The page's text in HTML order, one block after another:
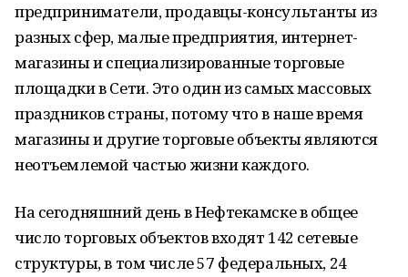
предприниматели, продавцы-консультанты из
разных сфер, малые предприятия, интернет-
магазины и специализированные торговые
площадки в Сети. Это один из самых массовых
праздников страны, потому что в наше время
магазины и другие торговые объекты являются
неотъемлемой частью жизни каждого.
На сегодняшний день в Нефтекамске в общее
число торговых объектов входят 142 сетевые
структуры, в том числе 57 федеральных, 24